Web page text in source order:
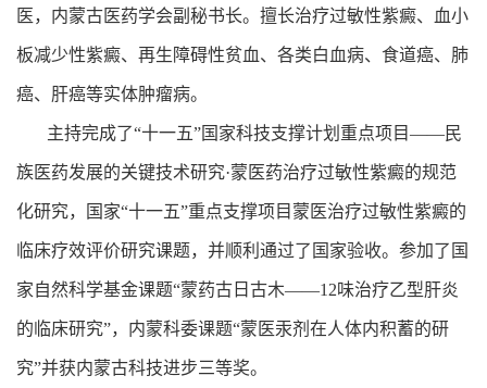
医，内蒙古医药学会副秘书长。擅长治疗过敏性紫癜、血小
板减少性紫癜、再生障碍性贫血、各类白血病、食道癌、肺
癌、肝癌等实体肿瘤病。
主持完成了“十一五”国家科技支撑计划重点项目——民
族医药发展的关键技术研究·蒙医药治疗过敏性紫癜的规范
化研究，国家“十一五”重点支撑项目蒙医治疗过敏性紫癜的
临床疗效评价研究课题，并顺利通过了国家验收。参加了国
家自然科学基金课题“蒙药古日古木——12味治疗乙型肝炎
的临床研究”，内蒙科委课题“蒙医汞剂在人体内积蓄的研
究”并获内蒙古科技进步三等奖。